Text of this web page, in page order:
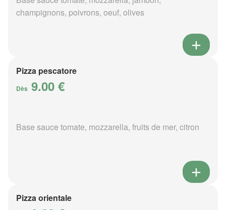
champignons, poivrons, oeuf, olives
Pizza pescatore
Dès 9.00 €
Base sauce tomate, mozzarella, fruits de mer, citron
Pizza orientale